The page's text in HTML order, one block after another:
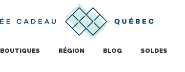
BOUTIQUES RÉGION BLOG SOLDES